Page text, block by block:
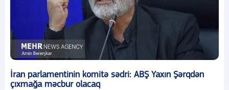
İran parlamentinin komitə sədri: ABŞ Yaxın Şərqdən
çıxmağa məcbur olacaq